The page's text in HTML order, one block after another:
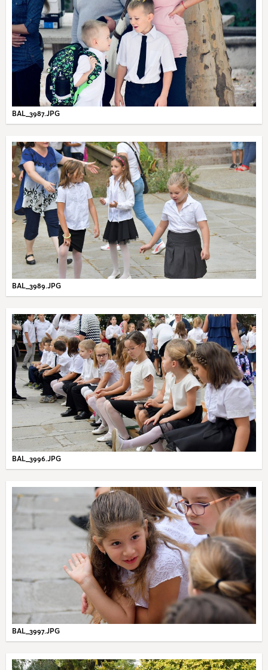
BAL_3987.JPG
BAL_3989.JPG
BAL_3996.JPG
BAL_3997.JPG